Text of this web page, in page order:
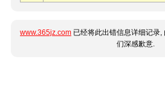
www.365jz.com 已经将此出错信息详细记录
们深感歉意.